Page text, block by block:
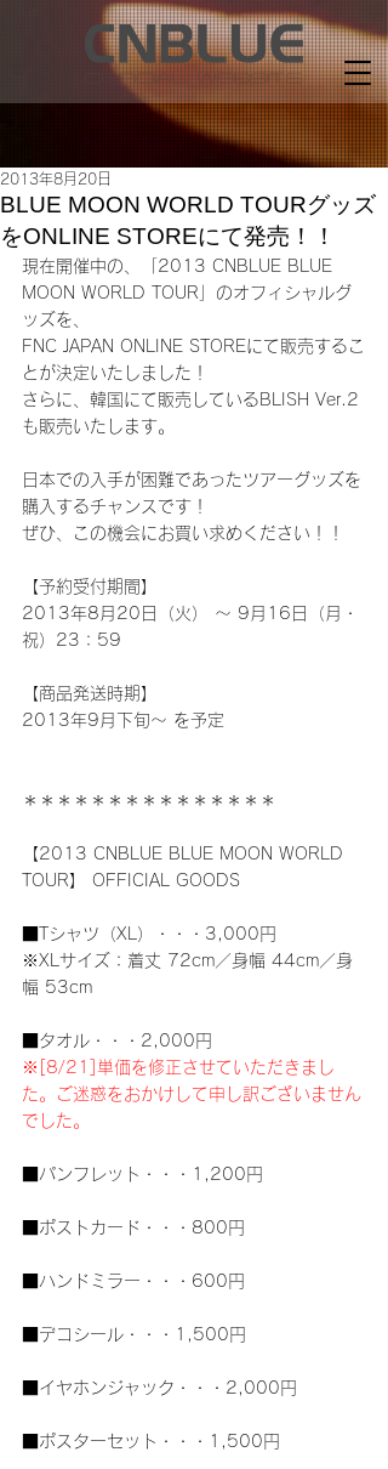
BLUE MOON WORLD TOURグッズ
をONLINE STOREにて発売！！
2013年8月20日
現在開催中の、「2013 CNBLUE BLUE
MOON WORLD TOUR」のオフィシャルグ
ッズを、
FNC JAPAN ONLINE STOREにて販売するこ
とが決定いたしました！
さらに、韓国にて販売しているBLISH Ver.2
も販売いたします。
日本での入手が困難であったツアーグッズを
購入するチャンスです！
ぜひ、この機会にお買い求めください！！
【予約受付期間】
2013年8月20日（火） ～ 9月16日（月・
祝）23：59
【商品発送時期】
2013年9月下旬～ を予定
＊＊＊＊＊＊＊＊＊＊＊＊＊＊＊
【2013 CNBLUE BLUE MOON WORLD
TOUR】 OFFICIAL GOODS
■Tシャツ（XL）・・・3,000円
※XLサイズ：着丈 72cm／身幅 44cm／身
幅 53cm
■タオル・・・2,000円
※[8/21]単価を修正させていただきまし
た。ご迷惑をおかけして申し訳ございません
でした。
■パンフレット・・・1,200円
■ポストカード・・・800円
■ハンドミラー・・・600円
■デコシール・・・1,500円
■イヤホンジャック・・・2,000円
■ポスターセット・・・1,500円